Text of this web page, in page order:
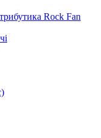
Rock Fan